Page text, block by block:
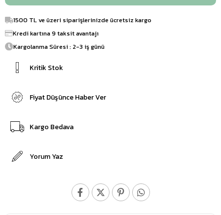
1500 TL ve üzeri siparişlerinizde ücretsiz kargo
Kredi kartına 9 taksit avantajı
Kargolanma Süresi : 2-3 iş günü
Kritik Stok
Fiyat Düşünce Haber Ver
Kargo Bedava
Yorum Yaz